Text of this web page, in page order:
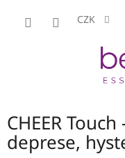
CZK
CHEER
deprese,